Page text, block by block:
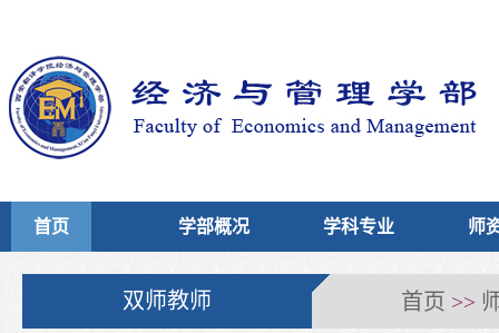
首页 学部概况 学科专业 师
双师教师 首页 >>